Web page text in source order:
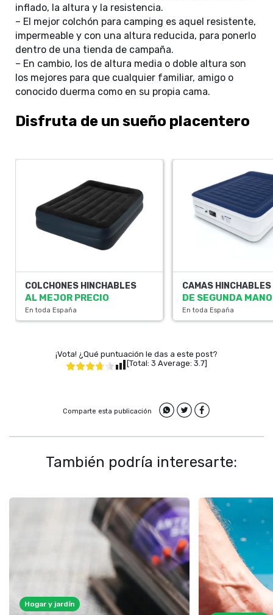
inflado, la altura y la resistencia.
– El mejor colchón para camping es aquel resistente,
impermeable y con una altura reducida, para ponerlo
dentro de una tienda de campaña.
– En cambio, los de altura media o doble altura son
los mejores para que cualquier familiar, amigo o
conocido duerma como en su propia cama.
Disfruta de un sueño placentero
COLCHONES HINCHABLES
AL MEJOR PRECIO
En toda España
CAMAS HINCHABLES
DE SEGUNDA MANO
En toda España
¡Vota! ¿Qué puntuación le das a este post?
[Total: 3 Average: 3.7]
Comparte esta publicación
También podría interesarte:
Hogar y jardín